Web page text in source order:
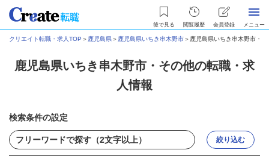
後で見る 閲覧履歴 会員登録 メニュー
クリエイト転職・求人TOP ＞ 鹿児島県＞ 鹿児島県いちき串木野市＞ 鹿児島県いちき串木野市・
鹿児島県いちき串木野市・その他の転職・求
人情報
検索条件の設定
絞り込む